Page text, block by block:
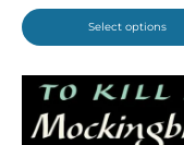
Select options